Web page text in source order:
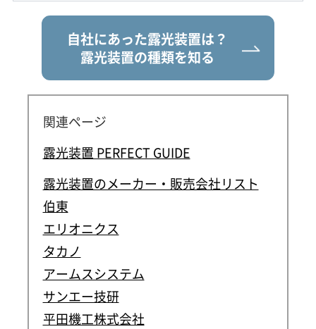
自社にあった露光装置は？
露光装置の種類を知る
関連ページ
露光装置 PERFECT GUIDE
露光装置のメーカー・販売会社リスト
伯東
エリオニクス
タカノ
アームスシステム
サンエー技研
平田機工株式会社